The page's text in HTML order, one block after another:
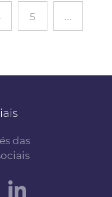
5 ...
das